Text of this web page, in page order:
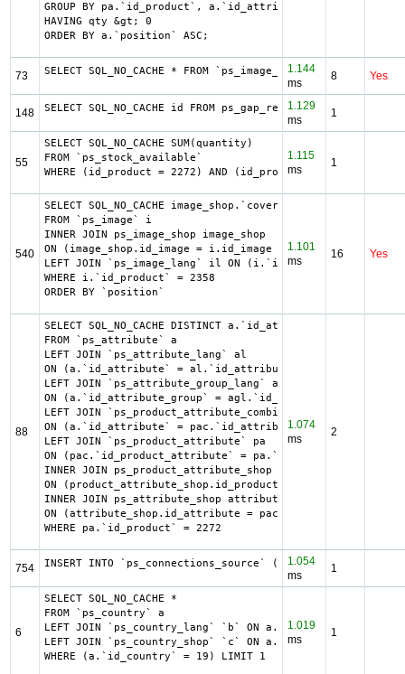
GROUP BY pa.`id_product`, a.`id_attribute`, `group_by`
HAVING qty &gt; 0
ORDER BY a.`position` ASC;
73 SELECT SQL_NO_CACHE * FROM `ps_image_type` WHERE 1
1.144
ms
8 Yes
148 SELECT SQL_NO_CACHE id FROM ps_gap_refund WHERE sent
1.129
ms
1
55
SELECT SQL_NO_CACHE SUM(quantity)
FROM `ps_stock_available`
WHERE (id_product = 2272) AND (id_product_attribute =
1.115
ms
1
540
SELECT SQL_NO_CACHE image_shop.`cover`,
FROM `ps_image` i
INNER JOIN ps_image_shop image_shop
ON (image_shop.id_image = i.id_image AND
LEFT JOIN `ps_image_lang` il ON (i.`id_image` =
WHERE i.`id_product` = 2358
ORDER BY `position`
1.101
ms
16 Yes
88
SELECT SQL_NO_CACHE DISTINCT a.`id_attribute`,
FROM `ps_attribute` a
LEFT JOIN `ps_attribute_lang` al
ON (a.`id_attribute` = al.`id_attribute` AND
LEFT JOIN `ps_attribute_group_lang` agl
ON (a.`id_attribute_group` = agl.`id_attribute_group`
LEFT JOIN `ps_product_attribute_combination` pac
ON (a.`id_attribute` = pac.`id_attribute`)
LEFT JOIN `ps_product_attribute` pa
ON (pac.`id_product_attribute` =
INNER JOIN ps_product_attribute_shop
ON (product_attribute_shop.id_product_attribute =
INNER JOIN ps_attribute_shop attribute_shop
ON (attribute_shop.id_attribute = pac.id_attribute AND
WHERE pa.`id_product` = 2272
1.074
ms
2
754 INSERT INTO `ps_connections_source`1.054
ms
1
6
SELECT SQL_NO_CACHE *
FROM `ps_country` a
LEFT JOIN `ps_country_lang` `b` ON a.`id_country` =
LEFT JOIN `ps_country_shop` `c` ON a.`id_country` =
WHERE (a.`id_country` = 19) LIMIT 1
1.019
ms
1